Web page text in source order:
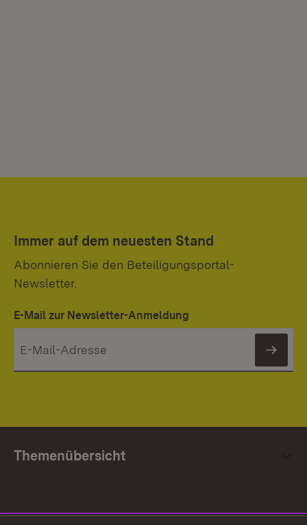
Immer auf dem neuesten Stand
Abonnieren Sie den Beteiligungsportal-
Newsletter.
E-Mail zur Newsletter-Anmeldung
Themenübersicht